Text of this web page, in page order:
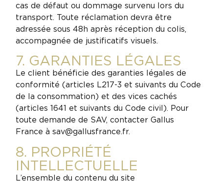
cas de défaut ou dommage survenu lors du
transport. Toute réclamation devra être
adressée sous 48h après réception du colis,
accompagnée de justificatifs visuels.
7. GARANTIES LÉGALES
Le client bénéficie des garanties légales de
conformité (articles L217-3 et suivants du Code
de la consommation) et des vices cachés
(articles 1641 et suivants du Code civil). Pour
toute demande de SAV, contacter Gallus
France à sav@gallusfrance.fr.
8. PROPRIÉTÉ
INTELLECTUELLE
L’ensemble du contenu du site